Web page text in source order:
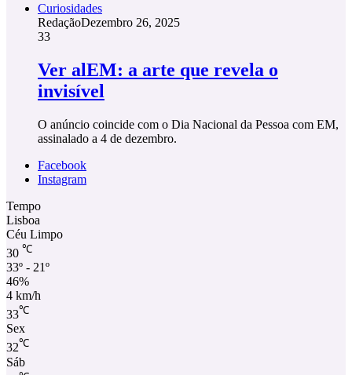
Curiosidades
RedaçãoDezembro 26, 2025
33
Ver alEM: a arte que revela o
invisível
O anúncio coincide com o Dia Nacional da Pessoa com EM,
assinalado a 4 de dezembro.
Facebook
Instagram
Tempo
Lisboa
Céu Limpo
30 ℃
33º - 21º
46%
4 km/h
33℃
Sex
32℃
Sáb